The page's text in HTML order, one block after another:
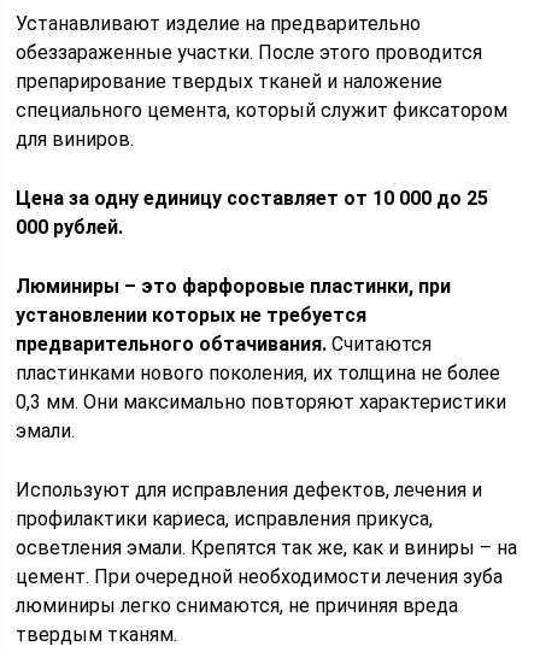
Устанавливают изделие на предварительно
обеззараженные участки. После этого проводится
препарирование твердых тканей и наложение
специального цемента, который служит фиксатором
для виниров.
Цена за одну единицу составляет от 10 000 до 25
000 рублей.
Люминиры – это фарфоровые пластинки, при
установлении которых не требуется
предварительного обтачивания. Считаются
пластинками нового поколения, их толщина не более
0,3 мм. Они максимально повторяют характеристики
эмали.
Используют для исправления дефектов, лечения и
профилактики кариеса, исправления прикуса,
осветления эмали. Крепятся так же, как и виниры – на
цемент. При очередной необходимости лечения зуба
люминиры легко снимаются, не причиняя вреда
твердым тканям.